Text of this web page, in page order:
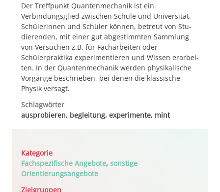
Der Treffpunkt Quan­ten­me­cha­nik ist ein
Verbindungsglied zwi­schen Schule und Uni­ver­si­tät.
Schü­ler­in­nen und Schüler kön­nen, betreut von Stu­
die­ren­den, mit einer gut abgestimmten Samm­lung
von Versuchen z.B. für Facharbeiten oder
Schülerpraktika experimentieren und Wissen er­ar­bei­
ten. In der Quan­ten­me­cha­nik wer­den physikalische
Vorgänge beschrieben, bei denen die klas­si­sche
Physik versagt.
Schlagwörter
ausprobieren, begleitung, experimente, mint
Kategorie
Fachspezifische Angebote, sonstige
Orientierungsangebote
Zielgruppen